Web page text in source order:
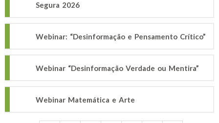
Segura 2026
Webinar: “Desinformação e Pensamento Crítico”
Webinar “Desinformação Verdade ou Mentira”
Webinar Matemática e Arte